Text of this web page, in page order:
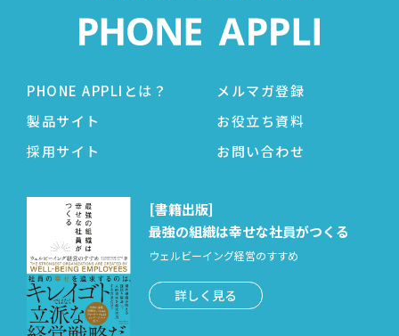
PHONE APPLIとは？
製品サイト
採用サイト
メルマガ登録
お役立ち資料
お問い合わせ
[書籍出版]
最強の組織は幸せな社員がつくる
ウェルビーイング経営のすすめ
詳しく見る